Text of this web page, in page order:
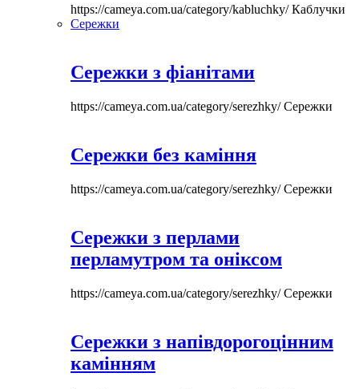
https://cameya.com.ua/category/kabluchky/Каблучки
Сережки
Сережки з фіанітами
https://cameya.com.ua/category/serezhky/Сережки
Сережки без каміння
https://cameya.com.ua/category/serezhky/Сережки
Сережки з перлами
перламутром та оніксом
https://cameya.com.ua/category/serezhky/Сережки
Сережки з напівдорогоцінним
камінням